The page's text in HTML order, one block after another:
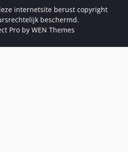
internetsite berust copyright
beschermd.
Pro by WEN Themes